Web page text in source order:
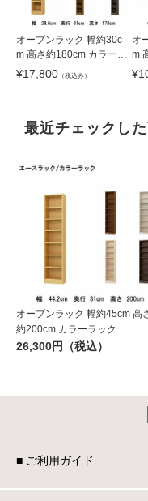
オープンラック 幅約30c
m 高さ約180cm カラーラ
ック
¥17,800 （税込み）
オ
m
ッ
¥
最近チェックし
オープンラック 幅約45cm 高
約200cm カラーラック
26,300円（税込）
■ ご利用ガイド